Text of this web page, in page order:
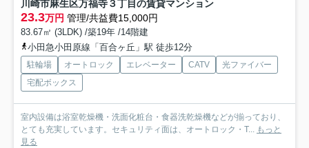
川崎市麻生区万福寺３丁目の賃貸マンション
23.3万円 管理/共益費15,000円
83.67㎡ (3LDK) /築19年 /14階建
小田急小田原線「百合ヶ丘」駅 徒歩12分
駐輪場 オートロック エレベーター CATV
光ファイバー
宅配ボックス
室内設備は浴室乾燥機・洗面化粧台・食器洗乾燥機などが揃っており、
とても充実しています。セキュリティ面は、オートロック・T... もっと
見る